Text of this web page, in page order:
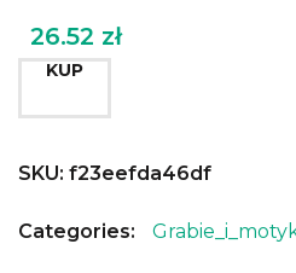
26.52 zł
KUP
SKU: f23eefda46df
Categories: